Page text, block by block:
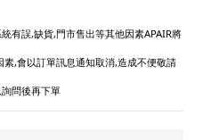
有誤,缺貨,門市售出等其他因素APAIR將
素,會以訂單訊息通知取消,造成不便敬請
詢問後再下單